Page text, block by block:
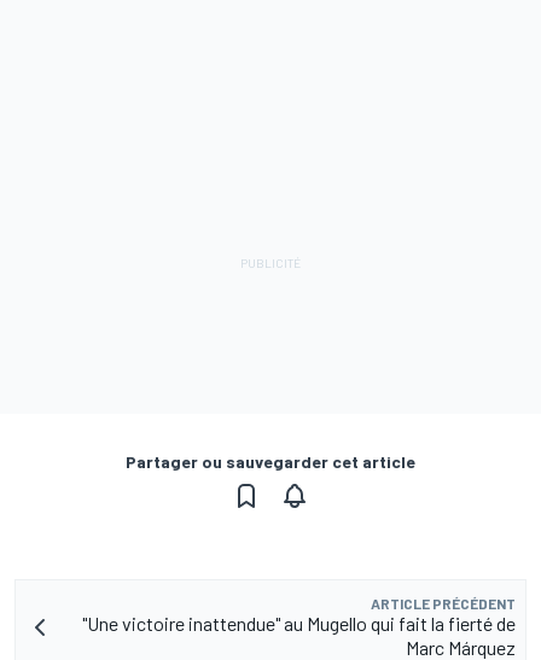
Partager ou sauvegarder cet article
ARTICLE PRÉCÉDENT
"Une victoire inattendue" au Mugello qui fait la fierté de
Marc Márquez